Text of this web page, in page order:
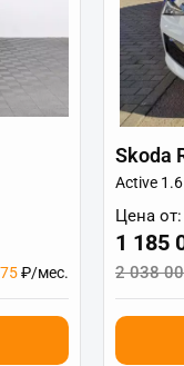
₽/мес.
Skoda
Active
Цена от:
1 185
2 038